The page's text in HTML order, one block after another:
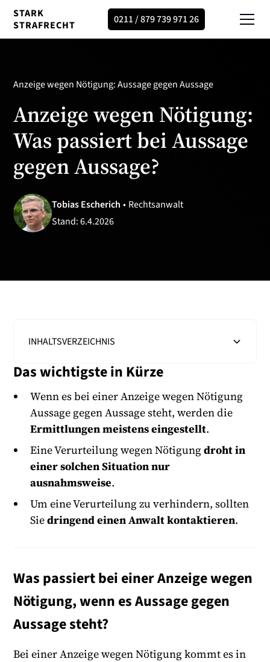
STARK
STRAFRECHT
0211 / 879 739 971 26
Anzeige wegen Nötigung: Aussage gegen Aussage
Anzeige wegen Nötigung:
Was passiert bei Aussage
gegen Aussage?
Tobias Escherich • Rechtsanwalt
Stand:6.4.2026
INHALTSVERZEICHNIS
Heading 2
Das wichtigste in Kürze
Wenn es bei einer Anzeige wegen Nötigung
Aussage gegen Aussage steht, werden die
Ermittlungen meistens eingestellt.
Eine Verurteilung wegen Nötigungdroht in
einer solchen Situation nur
ausnahmsweise.
Um eine Verurteilung zu verhindern, sollten
Siedringend einen Anwalt kontaktieren.
Was passiert bei einer Anzeige wegen
Nötigung, wenn es Aussage gegen
Aussage steht?
Bei einer Anzeige wegen Nötigung kommt es in